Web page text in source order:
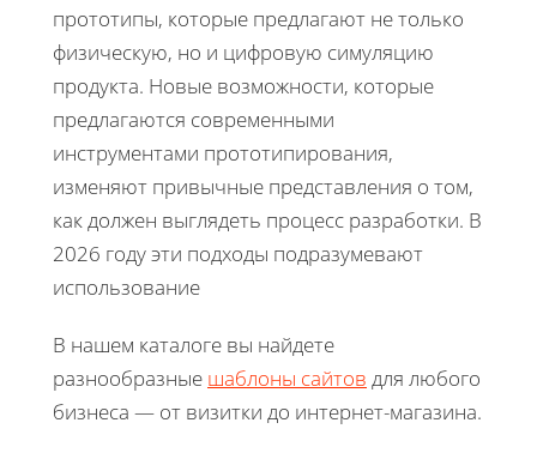
прототипы, которые предлагают не только
физическую, но и цифровую симуляцию
продукта. Новые возможности, которые
предлагаются современными
инструментами прототипирования,
изменяют привычные представления о том,
как должен выглядеть процесс разработки. В
2026 году эти подходы подразумевают
использование
В нашем каталоге вы найдете
разнообразные шаблоны сайтов для любого
бизнеса — от визитки до интернет-магазина.